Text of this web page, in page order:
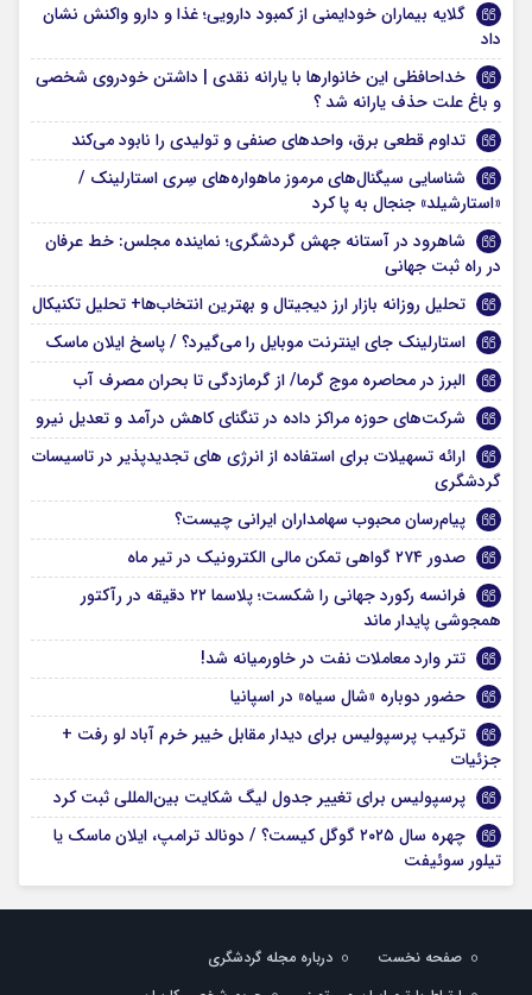
گلایه بیماران خودایمنی از کمبود دارویی؛ غذا و دارو واکنش نشان
داد
خداحافظی این خانوارها با یارانه نقدی | داشتن خودروی شخصی
و باغ علت حذف یارانه شد ؟
تداوم قطعی برق، واحدهای صنفی و تولیدی را نابود می‌کند
شناسایی سیگنال‌های مرموز ماهواره‌های سِری استارلینک /
«استارشیلد»‌ جنجال به پا کرد
شاهرود در آستانه جهش گردشگری؛ نماینده مجلس: خط عرفان
در راه ثبت جهانی
تحلیل روزانه بازار ارز دیجیتال و بهترین انتخاب‌ها+ تحلیل تکنیکال
استارلینک جای اینترنت موبایل را می‌گیرد؟ / پاسخ ایلان ماسک
البرز در محاصره موج گرما/ از گرمازدگی تا بحران مصرف آب
شرکت‌های حوزه مراکز داده در تنگنای کاهش درآمد و تعدیل نیرو
ارائه تسهیلات برای استفاده از انرژی های تجدیدپذیر در تاسیسات
گردشگری
پیام‌رسان محبوب سهامداران ایرانی چیست؟
صدور ۲۷۴ گواهی تمکن مالی الکترونیک در تیر ماه
فرانسه رکورد جهانی را شکست؛ پلاسما ۲۲ دقیقه در رآکتور
همجوشی پایدار ماند
تتر وارد معاملات نفت در خاورمیانه شد!
حضور دوباره «شال سیاه» در اسپانیا
ترکیب پرسپولیس برای دیدار مقابل خیبر خرم آباد لو رفت +
جزئیات
پرسپولیس برای تغییر جدول لیگ شکایت بین‌المللی ثبت کرد
چهره سال ۲۰۲۵ گوگل کیست؟ / دونالد ترامپ، ایلان ماسک یا
تیلور سوئیفت
صفحه نخست
درباره مجله گردشگری